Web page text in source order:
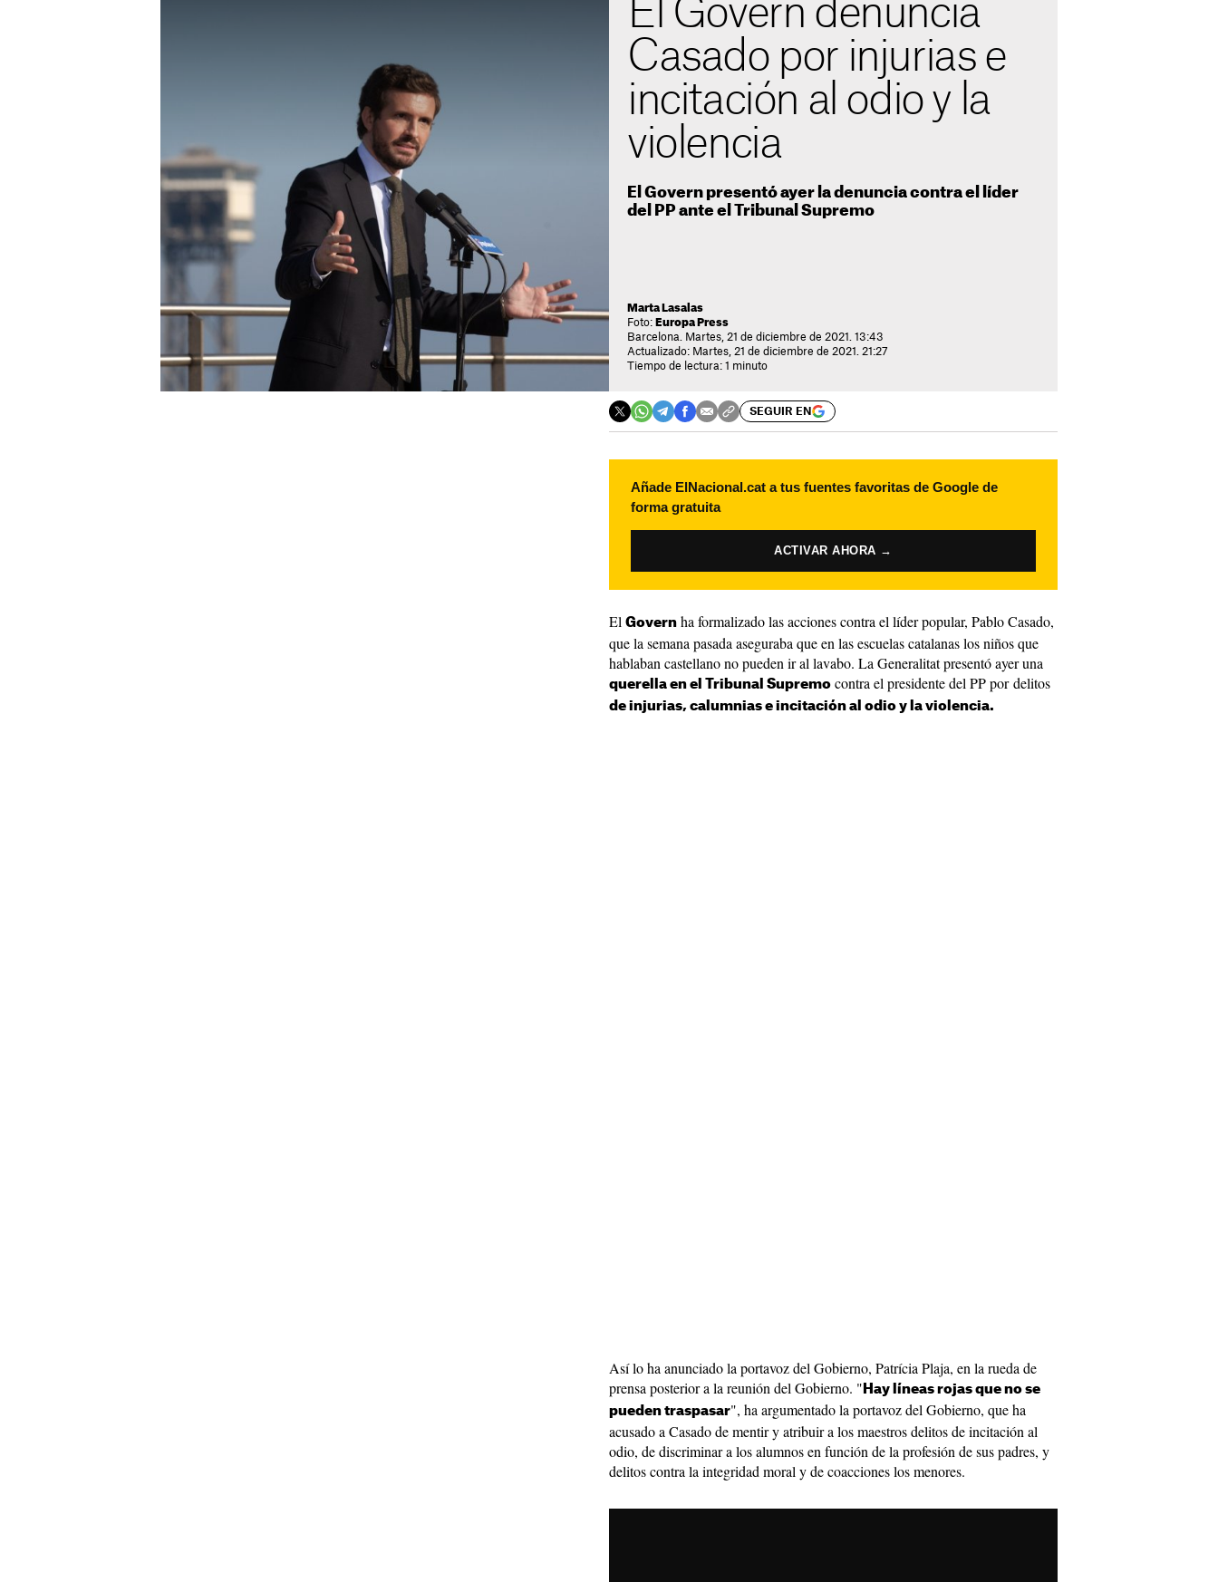
El Govern denuncia
Casado por injurias e
incitación al odio y la
violencia
El Govern presentó ayer la denuncia contra el líder
del PP ante el Tribunal Supremo
Marta Lasalas
Foto: Europa Press
Barcelona. Martes, 21 de diciembre de 2021. 13:43
Actualizado: Martes, 21 de diciembre de 2021. 21:27
Tiempo de lectura: 1 minuto
SEGUIR EN
Añade ElNacional.cat a tus fuentes favoritas de Google de
forma gratuita
ACTIVAR AHORA →
El Govern ha formalizado las acciones contra el líder popular, Pablo Casado,
que la semana pasada aseguraba que en las escuelas catalanas los niños que
hablaban castellano no pueden ir al lavabo. La Generalitat presentó ayer una
querella en el Tribunal Supremo contra el presidente del PP por delitos
de injurias, calumnias e incitación al odio y la violencia.
Así lo ha anunciado la portavoz del Gobierno, Patrícia Plaja, en la rueda de
prensa posterior a la reunión del Gobierno. " Hay líneas rojas que no se
pueden traspasar", ha argumentado la portavoz del Gobierno, que ha
acusado a Casado de mentir y atribuir a los maestros delitos de incitación al
odio, de discriminar a los alumnos en función de la profesión de sus padres, y
delitos contra la integridad moral y de coacciones los menores.